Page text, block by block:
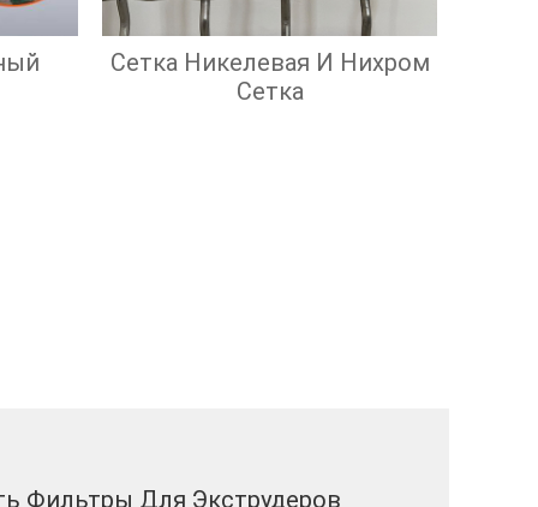
Сетка Никелевая И Нихром
Сетка
Фильтры Для Экструдеров